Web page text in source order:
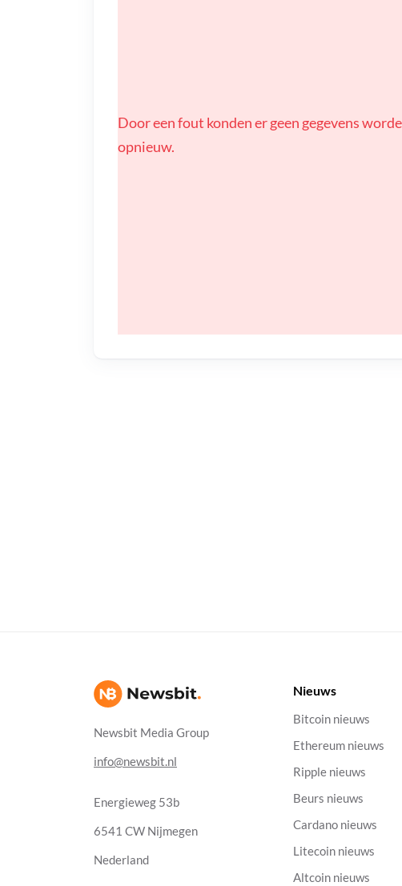
Door een fout konden er geen gegevens
opnieuw.
Newsbit Media Group
info@newsbit.nl
Energieweg 53b
6541 CW Nijmegen
Nederland
Nieuws
Bitcoin nieuws
Ethereum nieuws
Ripple nieuws
Beurs nieuws
Cardano nieuws
Litecoin nieuws
Altcoin nieuws